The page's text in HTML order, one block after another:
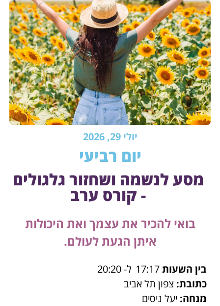
יולי 29, 2026
יום רביעי
מסע לנשמה ושחזור גלגולים
- קורס ערב
בואי להכיר את עצמך ואת היכולות
איתן הגעת לעולם.
בין השעות
ל- 20:20
כתובת: צפון תל אביב
מנחה: יעל ניסים